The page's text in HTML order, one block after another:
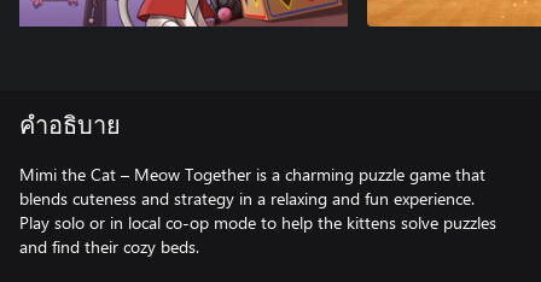
คำอธิบาย
Mimi the Cat – Meow Together is a charming puzzle game that
blends cuteness and strategy in a relaxing and fun experience.
Play solo or in local co-op mode to help the kittens solve puzzles
and find their cozy beds.